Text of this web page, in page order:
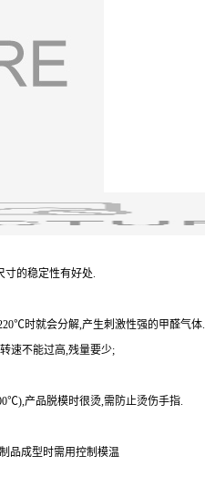
寸的稳定性有好处.
时就会分解,产生刺激性强的甲醛气体.
速不能过高,残量要少;
产品脱模时很烫,需防止烫伤手指.
品成型时需用控制模温